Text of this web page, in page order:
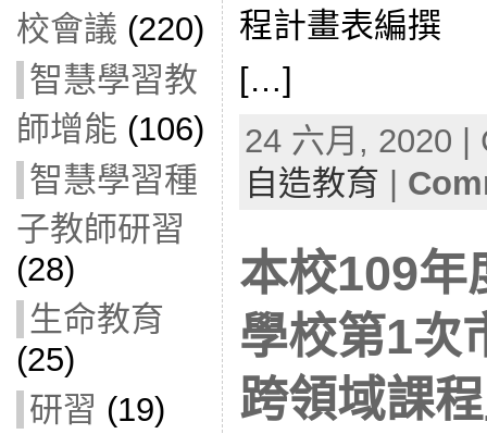
校會議 (220)
智慧學習教
師增能 (106)
智慧學習種
子教師研習
(28)
生命教育
(25)
研習 (19)
程計畫表編撰
[…]
24 六月, 2020
自造教育 |
本校109年
學校第1次
跨領域課